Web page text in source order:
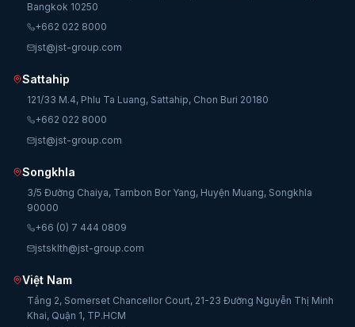
Bangkok 10250
+662 022 8000
jst@jst-group.com
Sattahip
121/33 M.4, Phlu Ta Luang, Sattahip, Chon Buri 20180
+662 022 8000
jst@jst-group.com
Songkhla
3/5 Đường Chaiya, Tambon Bor Yang, Huyện Muang, Songkhla
90000
+66 (0) 7 444 0809
jstsklth@jst-group.com
Việt Nam
Tầng 2, Somerset Chancellor Court, 21-23 Đường Nguyễn Thị Minh
Khai, Quận 1, TP.HCM